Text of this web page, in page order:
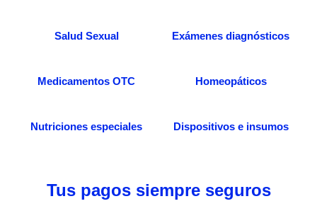
Salud Sexual Exámenes diagnósticos
Medicamentos OTC Homeopáticos
Nutriciones especiales Dispositivos e insumos
Tus pagos siempre seguros